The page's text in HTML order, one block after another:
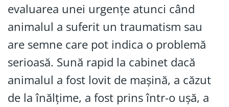
evaluarea unei urgențe atunci când
animalul a suferit un traumatism sau
are semne care pot indica o problemă
serioasă. Sună rapid la cabinet dacă
animalul a fost lovit de mașină, a căzut
de la înălțime, a fost prins într-o ușă, a